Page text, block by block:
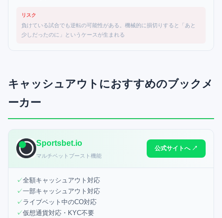
リスク
負けている試合でも逆転の可能性がある。機械的に損切りすると「あと
少しだったのに」というケースが生まれる
キャッシュアウトにおすすめのブックメ
ーカー
Sportsbet.io
マルチベットブースト機能
公式サイトへ ↗
✓全額キャッシュアウト対応
✓一部キャッシュアウト対応
✓ライブベット中のCO対応
✓仮想通貨対応・KYC不要